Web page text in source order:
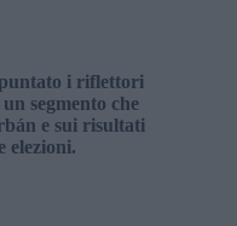
i riflettori
segmento che
e sui risultati
elezioni.